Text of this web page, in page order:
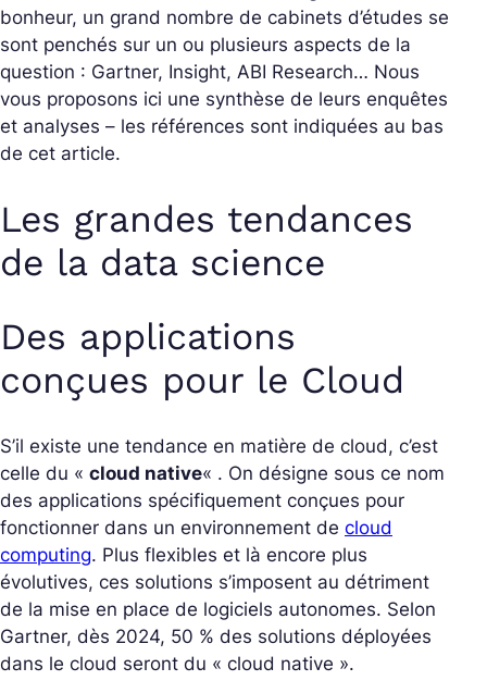
bonheur, un grand nombre de cabinets d’études se
sont penchés sur un ou plusieurs aspects de la
question : Gartner, Insight, ABI Research… Nous
vous proposons ici une synthèse de leurs enquêtes
et analyses – les références sont indiquées au bas
de cet article.
Les grandes tendances
de la data science
Des applications
conçues pour le Cloud
S’il existe une tendance en matière de cloud, c’est
celle du « cloud native« . On désigne sous ce nom
des applications spécifiquement conçues pour
fonctionner dans un environnement de cloud
computing. Plus flexibles et là encore plus
évolutives, ces solutions s’imposent au détriment
de la mise en place de logiciels autonomes. Selon
Gartner, dès 2024, 50 % des solutions déployées
dans le cloud seront du « cloud native ».